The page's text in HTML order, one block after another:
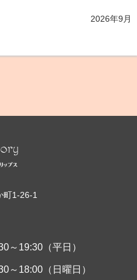
2026年9月
町1-26-1
～19:30（平日）
～18:00（日曜日）